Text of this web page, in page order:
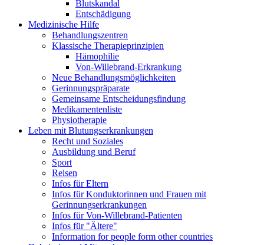
Blutskandal
Entschädigung
Medizinische Hilfe
Behandlungszentren
Klassische Therapieprinzipien
Hämophilie
Von-Willebrand-Erkrankung
Neue Behandlungsmöglichkeiten
Gerinnungspräparate
Gemeinsame Entscheidungsfindung
Medikamentenliste
Physiotherapie
Leben mit Blutungserkrankungen
Recht und Soziales
Ausbildung und Beruf
Sport
Reisen
Infos für Eltern
Infos für Konduktorinnen und Frauen mit
Gerinnungserkrankungen
Infos für Von-Willebrand-Patienten
Infos für "Ältere"
Information for people form other countries